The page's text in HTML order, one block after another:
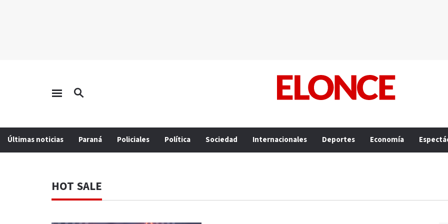
Últimas noticias Paraná Policiales Política Sociedad Internacionales Deportes Economía
HOT SALE